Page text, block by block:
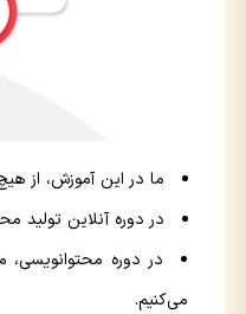
ما در این آموزش، از
در دوره آنلاین
در دوره
می‌کنیم.